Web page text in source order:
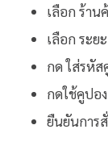
เลือก ร้าน
เลือก ระย
กด ใส่รหัส
กดใช้คูปอง
ยืนยันการ